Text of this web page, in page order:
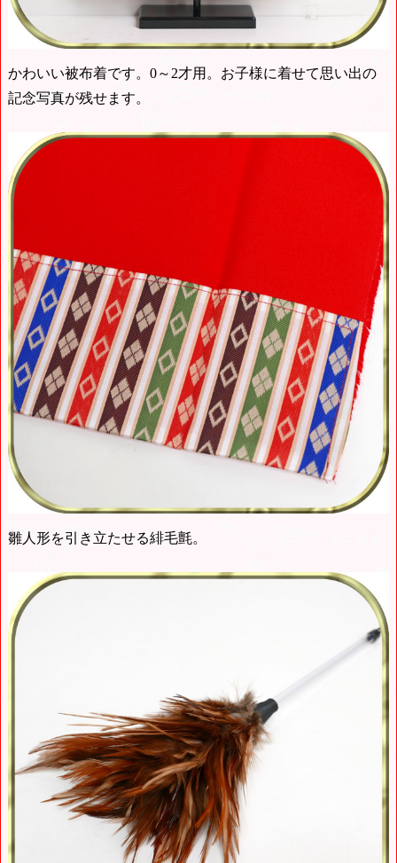
かわいい被布着です。0～2才用。お子様に着せて思い出の
記念写真が残せます。
雛人形を引き立たせる緋毛氈。